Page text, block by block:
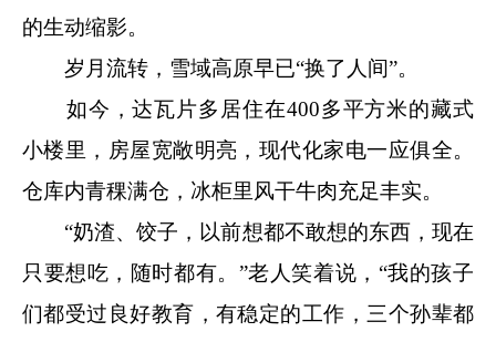
的生动缩影。
岁月流转，雪域高原早已“换了人间”。
如今，达瓦片多居住在400多平方米的藏式
小楼里，房屋宽敞明亮，现代化家电一应俱全。
仓库内青稞满仓，冰柜里风干牛肉充足丰实。
“奶渣、饺子，以前想都不敢想的东西，现在
只要想吃，随时都有。”老人笑着说，“我的孩子
们都受过良好教育，有稳定的工作，三个孙辈都